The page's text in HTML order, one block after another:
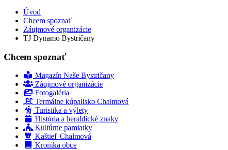
Úvod
Chcem spoznať
Záujmové organizácie
TJ Dynamo Bystričany
Chcem spoznať
Magazín Naše Bystričany
Záujmové organizácie
Fotogaléria
Termálne kúpalisko Chalmová
Turistika a výlety
História a heraldické znaky
Kultúrne pamiatky
Kaštieľ Chalmová
Kronika obce